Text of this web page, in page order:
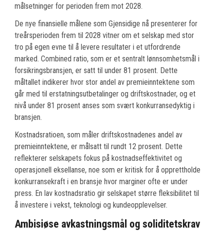
målsetninger for perioden frem mot 2028.
De nye finansielle målene som Gjensidige nå presenterer for
treårsperioden frem til 2028 vitner om et selskap med stor
tro på egen evne til å levere resultater i et utfordrende
marked. Combined ratio, som er et sentralt lønnsomhetsmål i
forsikringsbransjen, er satt til under 81 prosent. Dette
måltallet indikerer hvor stor andel av premieinntektene som
går med til erstatningsutbetalinger og driftskostnader, og et
nivå under 81 prosent anses som svært konkurransedyktig i
bransjen.
Kostnadsratioen, som måler driftskostnadenes andel av
premieinntektene, er målsatt til rundt 12 prosent. Dette
reflekterer selskapets fokus på kostnadseffektivitet og
operasjonell eksellanse, noe som er kritisk for å opprettholde
konkurransekraft i en bransje hvor marginer ofte er under
press. En lav kostnadsratio gir selskapet større fleksibilitet til
å investere i vekst, teknologi og kundeopplevelser.
Ambisiøse avkastningsmål og soliditetskrav